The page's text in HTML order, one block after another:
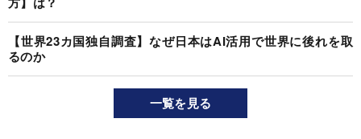
【世界23カ国独自調査】なぜ日本はAI活用で世界に後れを取
るのか
一覧を見る